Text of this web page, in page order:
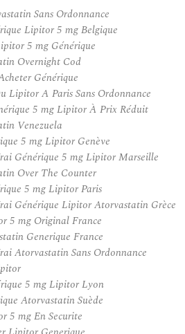
Sans Ordonnance
Lipitor 5 mg Belgique
5 mg Générique
Overnight Cod
Générique
Lipitor A Paris Sans Ordonnance
5 mg Lipitor À Prix Réduit
Venezuela
5 mg Lipitor Genève
Générique 5 mg Lipitor Marseille
Over The Counter
5 mg Lipitor Paris
Générique Lipitor Atorvastatin Grèce
5 mg Original France
Generique France
Atorvastatin Sans Ordonnance
5 mg Lipitor Lyon
Atorvastatin Suède
5 mg En Securite